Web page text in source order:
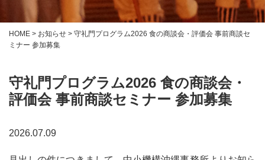
HOME > お知らせ > 守礼門プログラム2026 食の商談会・評価会 事前商談セ
ミナー 参加募集
守礼門プログラム2026 食の商談会・
評価会 事前商談セミナー 参加募集
2026.07.09